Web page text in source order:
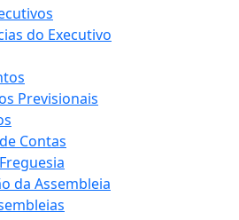
do Executivo
Previsionais
Contas
da Assembleia